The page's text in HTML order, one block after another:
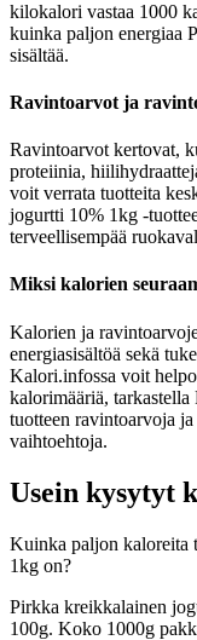
kilokalori vastaa 1000
kuinka paljon energiaa
sisältää.
Ravintoarvot ja
Ravintoarvot kertovat,
proteiinia,
voit verrata tuotteita
jogurtti 10% 1kg -
terveellisempää
Miksi kalorien
Kalorien ja
energiasisältöä sekä
Kalori.infossa voit
kalorimääriä,
tuotteen ravintoarvoja
vaihtoehtoja.
Usein kysytyt
Kuinka paljon kaloreita
1kg on?
Pirkka kreikkalainen
100g. Koko 1000g